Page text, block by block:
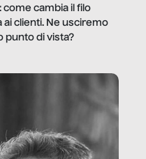
come cambia il filo
clienti. Ne usciremo
punto di vista?